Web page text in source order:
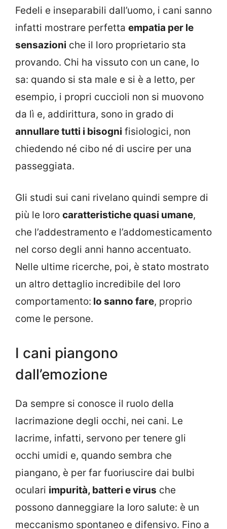
Fedeli e inseparabili dall’uomo, i cani sanno
infatti mostrare perfetta empatia per le
sensazioni che il loro proprietario sta
provando. Chi ha vissuto con un cane, lo
sa: quando si sta male e si è a letto, per
esempio, i propri cuccioli non si muovono
da lì e, addirittura, sono in grado di
annullare tutti i bisogni fisiologici, non
chiedendo né cibo né di uscire per una
passeggiata.
Gli studi sui cani rivelano quindi sempre di
più le loro caratteristiche quasi umane,
che l’addestramento e l’addomesticamento
nel corso degli anni hanno accentuato.
Nelle ultime ricerche, poi, è stato mostrato
un altro dettaglio incredibile del loro
comportamento: lo sanno fare, proprio
come le persone.
I cani piangono
dall’emozione
Da sempre si conosce il ruolo della
lacrimazione degli occhi, nei cani. Le
lacrime, infatti, servono per tenere gli
occhi umidi e, quando sembra che
piangano, è per far fuoriuscire dai bulbi
oculari impurità, batteri e virus che
possono danneggiare la loro salute: è un
meccanismo spontaneo e difensivo. Fino a